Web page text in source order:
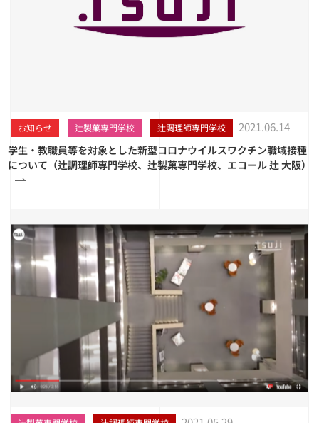
お知らせ 辻製菓専門学校 辻調理師専門学校 2021.06.14
学生・教職員等を対象とした新型コロナウイルスワクチン職域接種
について（辻調理師専門学校、辻製菓専門学校、エコール 辻 大阪）